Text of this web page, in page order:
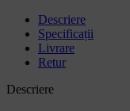
Descriere
Specificații
Livrare
Retur
Descriere